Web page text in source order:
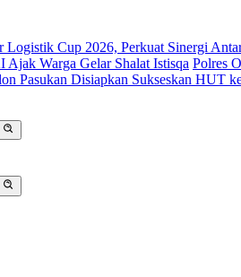
Logistik Cup 2026, Perkuat Sinergi
Warga Gelar Shalat Istisqa Polres
Pasukan Disiapkan Sukseskan HUT